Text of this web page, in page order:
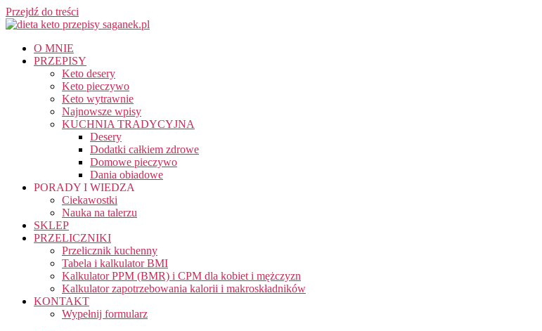
Przejdź do treści
O MNIE
PRZEPISY
Keto desery
Keto pieczywo
Keto wytrawnie
Najnowsze wpisy
KUCHNIA TRADYCYJNA
Desery
Dodatki całkiem zdrowe
Domowe pieczywo
Dania obiadowe
PORADY I WIEDZA
Ciekawostki
Nauka na talerzu
SKLEP
PRZELICZNIKI
Przelicznik kuchenny
Tabela i kalkulator BMI
Kalkulator PPM (BMR) i CPM dla kobiet i mężczyzn
Kalkulator zapotrzebowania kalorii i makroskładników
KONTAKT
Wypełnij formularz